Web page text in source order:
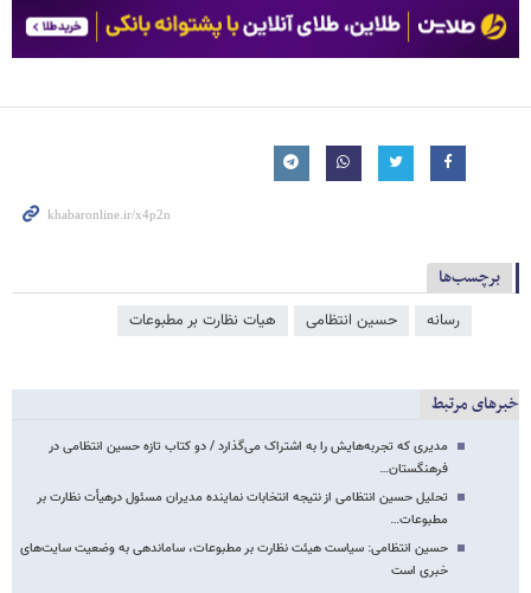
برچسب‌ها
رسانه حسین انتظامی هیات نظارت بر مطبوعات
خبرهای مرتبط
مدیری که تجربه‌هایش را به اشتراک می‌گذارد / دو کتاب تازه حسین انتظامی در
فرهنگستان…
تحلیل حسین انتظامی از نتیجه انتخابات نماینده مدیران مسئول درهیأت نظارت بر
مطبوعات…
حسین انتظامی: سیاست هیئت نظارت بر مطبوعات، ساماندهی به وضعیت سایت‌های
خبری است